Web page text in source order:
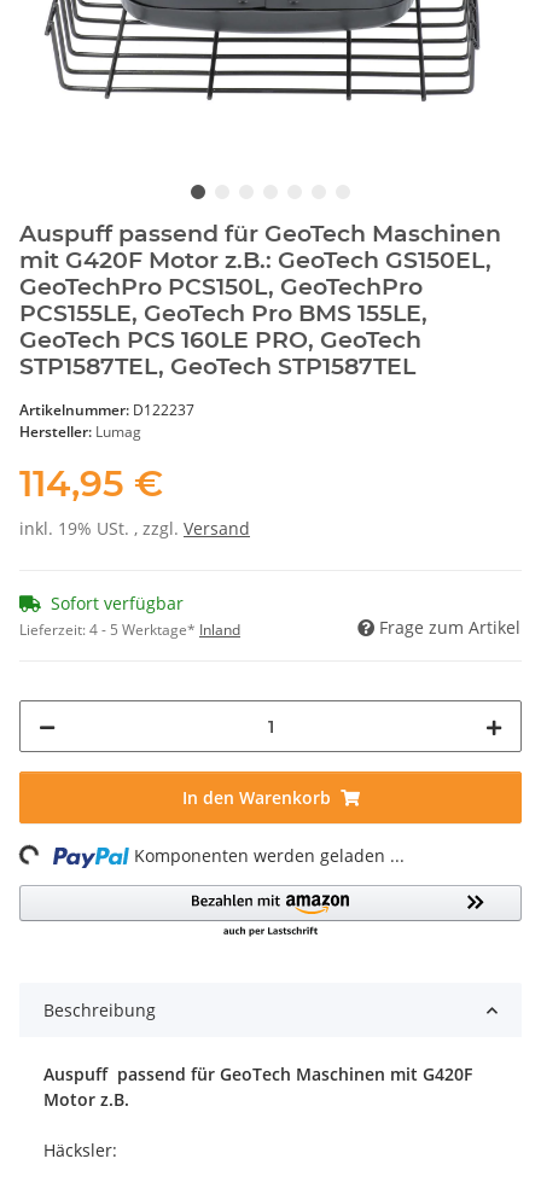
Auspuff passend für GeoTech Maschinen
mit G420F Motor z.B.: GeoTech GS150EL,
GeoTechPro PCS150L, GeoTechPro
PCS155LE, GeoTech Pro BMS 155LE,
GeoTech PCS 160LE PRO, GeoTech
STP1587TEL, GeoTech STP1587TEL
Artikelnummer: D122237
Hersteller: Lumag
114,95 €
inkl. 19% USt. , zzgl. Versand
Sofort verfügbar
Lieferzeit:4 - 5 Werktage* Inland Frage zum Artikel
In den Warenkorb
Komponenten werden geladen ...
Beschreibung
Auspuff passend für GeoTech Maschinen mit G420F
Motor z.B.
Häcksler: